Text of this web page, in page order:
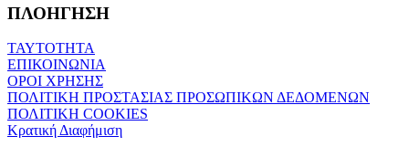
ΠΛΟΗΓΗΣΗ
ΤΑΥΤΟΤΗΤΑ
ΕΠΙΚΟΙΝΩΝΙΑ
ΟΡΟΙ ΧΡΗΣΗΣ
ΠΟΛΙΤΙΚΗ ΠΡΟΣΤΑΣΙΑΣ ΠΡΟΣΩΠΙΚΩΝ ΔΕΔΟΜΕΝΩΝ
ΠΟΛΙΤΙΚΗ COOKIES
Κρατική Διαφήμιση